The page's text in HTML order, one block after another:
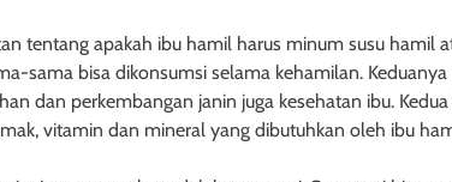
tentang apakah ibu hamil harus minum susu hamil
sama bisa dikonsumsi selama kehamilan.
dan perkembangan janin juga kesehatan ibu.
vitamin dan mineral yang dibutuhkan oleh ibu